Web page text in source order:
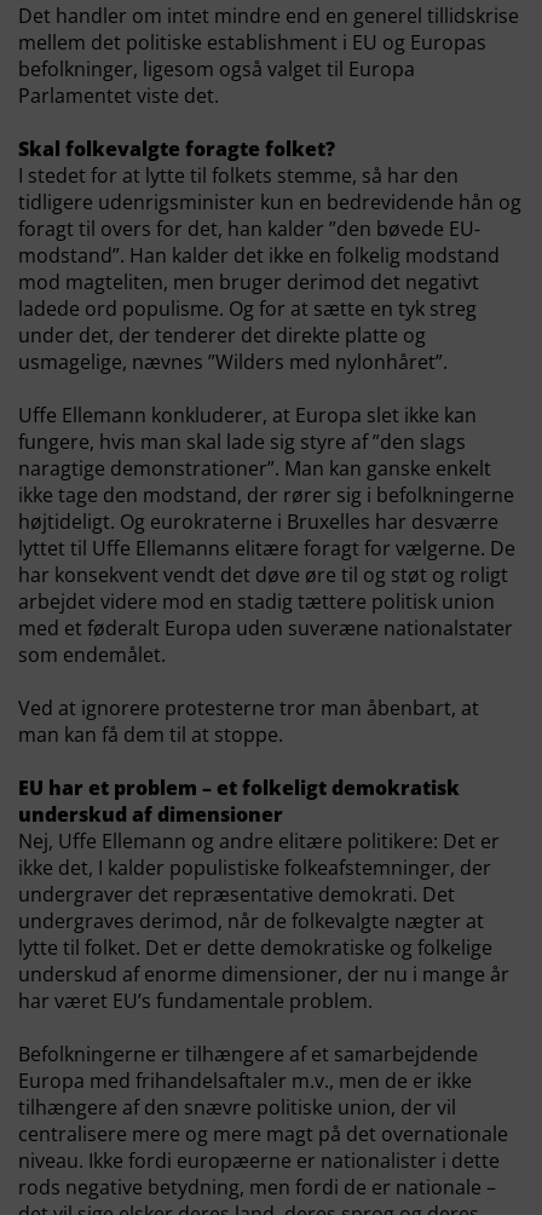
Det handler om intet mindre end en generel tillidskrise
mellem det politiske establishment i EU og Europas
befolkninger, ligesom også valget til Europa
Parlamentet viste det.
Skal folkevalgte foragte folket?
I stedet for at lytte til folkets stemme, så har den
tidligere udenrigsminister kun en bedrevidende hån og
foragt til overs for det, han kalder ”den bøvede EU-
modstand”. Han kalder det ikke en folkelig modstand
mod magteliten, men bruger derimod det negativt
ladede ord populisme. Og for at sætte en tyk streg
under det, der tenderer det direkte platte og
usmagelige, nævnes ”Wilders med nylonhåret”.
Uffe Ellemann konkluderer, at Europa slet ikke kan
fungere, hvis man skal lade sig styre af ”den slags
naragtige demonstrationer”. Man kan ganske enkelt
ikke tage den modstand, der rører sig i befolkningerne
højtideligt. Og eurokraterne i Bruxelles har desværre
lyttet til Uffe Ellemanns elitære foragt for vælgerne. De
har konsekvent vendt det døve øre til og støt og roligt
arbejdet videre mod en stadig tættere politisk union
med et føderalt Europa uden suveræne nationalstater
som endemålet.
Ved at ignorere protesterne tror man åbenbart, at
man kan få dem til at stoppe.
EU har et problem – et folkeligt demokratisk
underskud af dimensioner
Nej, Uffe Ellemann og andre elitære politikere: Det er
ikke det, I kalder populistiske folkeafstemninger, der
undergraver det repræsentative demokrati. Det
undergraves derimod, når de folkevalgte nægter at
lytte til folket. Det er dette demokratiske og folkelige
underskud af enorme dimensioner, der nu i mange år
har været EU’s fundamentale problem.
Befolkningerne er tilhængere af et samarbejdende
Europa med frihandelsaftaler m.v., men de er ikke
tilhængere af den snævre politiske union, der vil
centralisere mere og mere magt på det overnationale
niveau. Ikke fordi europæerne er nationalister i dette
rods negative betydning, men fordi de er nationale –